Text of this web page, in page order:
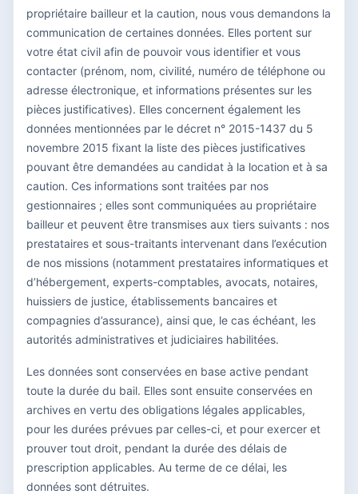
propriétaire bailleur et la caution, nous vous demandons la
communication de certaines données. Elles portent sur
votre état civil afin de pouvoir vous identifier et vous
contacter (prénom, nom, civilité, numéro de téléphone ou
adresse électronique, et informations présentes sur les
pièces justificatives). Elles concernent également les
données mentionnées par le décret n° 2015-1437 du 5
novembre 2015 fixant la liste des pièces justificatives
pouvant être demandées au candidat à la location et à sa
caution. Ces informations sont traitées par nos
gestionnaires ; elles sont communiquées au propriétaire
bailleur et peuvent être transmises aux tiers suivants : nos
prestataires et sous-traitants intervenant dans l’exécution
de nos missions (notamment prestataires informatiques et
d’hébergement, experts-comptables, avocats, notaires,
huissiers de justice, établissements bancaires et
compagnies d’assurance), ainsi que, le cas échéant, les
autorités administratives et judiciaires habilitées.
Les données sont conservées en base active pendant
toute la durée du bail. Elles sont ensuite conservées en
archives en vertu des obligations légales applicables,
pour les durées prévues par celles-ci, et pour exercer et
prouver tout droit, pendant la durée des délais de
prescription applicables. Au terme de ce délai, les
données sont détruites.